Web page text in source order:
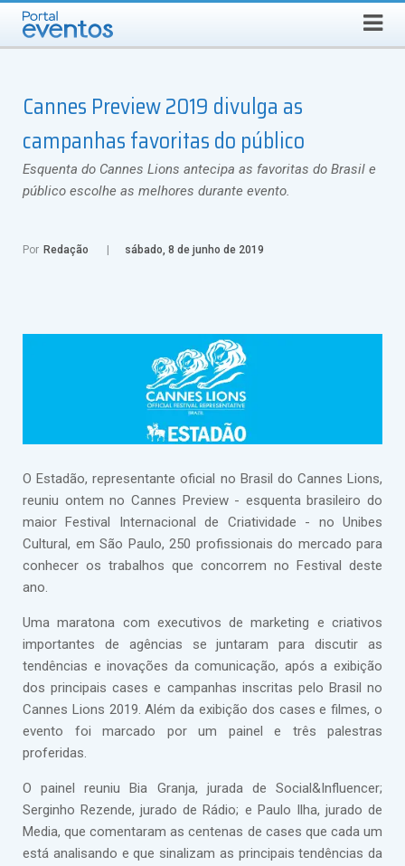
SEGUNDA-FEIRA, 10 DE AGOSTO DE 2026 Select Language ▼
Cannes Preview 2019 divulga as
campanhas favoritas do público
Esquenta do Cannes Lions antecipa as favoritas do Brasil e
público escolhe as melhores durante evento.
Por Redação sábado, 8 de junho de 2019
O Estadão, representante oficial no Brasil do Cannes Lions,
reuniu ontem no Cannes Preview - esquenta brasileiro do
maior Festival Internacional de Criatividade - no Unibes
Cultural, em São Paulo, 250 profissionais do mercado para
conhecer os trabalhos que concorrem no Festival deste
ano.
Uma maratona com executivos de marketing e criativos
importantes de agências se juntaram para discutir as
tendências e inovações da comunicação, após a exibição
dos principais cases e campanhas inscritas pelo Brasil no
Cannes Lions 2019. Além da exibição dos cases e filmes, o
evento foi marcado por um painel e três palestras
proferidas.
O painel reuniu Bia Granja, jurada de Social&Influencer;
Serginho Rezende, jurado de Rádio; e Paulo Ilha, jurado de
Media, que comentaram as centenas de cases que cada um
está analisando e que sinalizam as principais tendências da